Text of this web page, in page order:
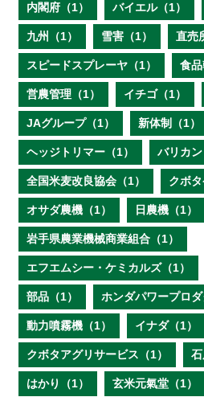
内閣府（1） バイエル（1）
九州（1） 雪害（1） 直売
スピードスプレーヤ（1） 食品
営農管理（1） イチゴ（1）
JAグループ（1） 新体制（1）
ヘッジトリマー（1） バリカン
全国米麦改良協会（1） クボタ
オサダ農機（1） 日農機（1）
岩手県農業機械商業組合（1）
エフエムシー・ケミカルズ（1）
部品（1） ホンダパワープロダ
動力噴霧機（1） イナダ（1）
クボタアグリサービス（1） 石
はかり（1） 玄米元氣堂（1）